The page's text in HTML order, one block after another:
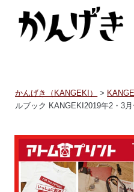
かんげき（KANGEKI） >
ルブック KANGEKI2019年2・3